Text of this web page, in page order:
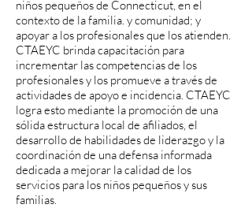
niños pequeños de Connecticut, en el
contexto de la familia. y comunidad; y
apoyar a los profesionales que los atienden.
CTAEYC brinda capacitación para
incrementar las competencias de los
profesionales y los promueve a través de
actividades de apoyo e incidencia. CTAEYC
logra esto mediante la promoción de una
sólida estructura local de afiliados, el
desarrollo de habilidades de liderazgo y la
coordinación de una defensa informada
dedicada a mejorar la calidad de los
servicios para los niños pequeños y sus
familias.